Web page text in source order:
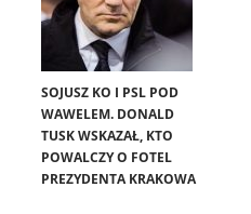
SOJUSZ KO I PSL POD
WAWELEM. DONALD
TUSK WSKAZAŁ, KTO
POWALCZY O FOTEL
PREZYDENTA KRAKOWA